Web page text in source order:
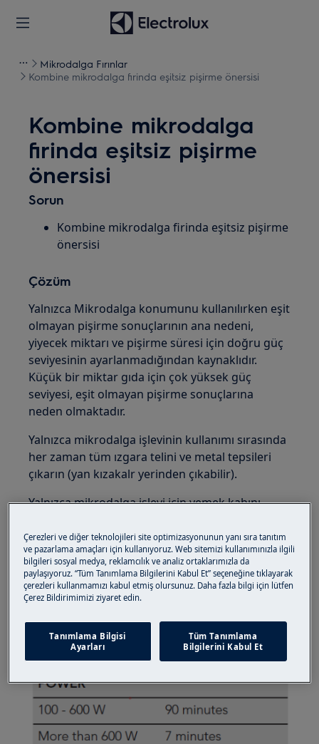
Mikrodalga Fırınlar
Kombine mikrodalga firinda eşitsiz pişirme önersisi
Kombine mikrodalga
firinda eşitsiz pişirme
önersisi
Sorun
Kombine mikrodalga firinda eşitsiz pişirme
önersisi
Çözüm
Yalnızca Mikrodalga konumunu kullanılırken eşit
olmayan pişirme sonuçlarının ana nedeni,
yiyecek miktarı ve pişirme süresi için doğru güç
seviyesinin ayarlanmadığından kaynaklıdır.
Küçük bir miktar gıda için çok yüksek güç
seviyesi, eşit olmayan pişirme sonuçlarına
neden olmaktadır.
Yalnızca mikrodalga işlevinin kullanımı sırasında
her zaman tüm ızgara telini ve metal tepsileri
çıkarın (yan kızakalr yerinden çıkabilir).
Yalnızca mikrodalga işlevi için yemek kabını
üzerine yerleştiriniz.
Pişirme sırasında cihazı durdurunuz ve yiyeceği
en az bir kez manuel olarak çeviriniz.
süresi için aşağıdaki tabloya bakın:
Çerezleri ve diğer teknolojileri site optimizasyonunun yanı sıra tanıtım
ve pazarlama amaçları için kullanıyoruz. Web sitemizi kullanımınızla ilgili
bilgileri sosyal medya, reklamcılık ve analiz ortaklarımızla da
paylaşıyoruz. “Tüm Tanımlama Bilgilerini Kabul Et” seçeneğine tıklayarak
çerezleri kullanmamızı kabul etmiş olursunuz. Daha fazla bilgi için lütfen
Çerez Bildirimimizi ziyaret edin.
Tanımlama Bilgisi
Ayarları
Tüm Tanımlama
Bilgilerini Kabul Et